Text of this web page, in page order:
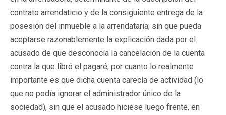
contrato arrendaticio y de la consiguiente entrega de la
posesión del inmueble a la arrendataria; sin que pueda
aceptarse razonablemente la explicación dada por el
acusado de que desconocía la cancelación de la cuenta
contra la que libró el pagaré, por cuanto lo realmente
importante es que dicha cuenta carecía de actividad (lo
que no podía ignorar el administrador único de la
sociedad), sin que el acusado hiciese luego frente, en